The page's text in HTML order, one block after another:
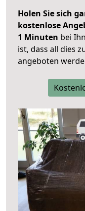
Holen Sie sich
kostenlose
1 Minuten bei
ist, dass all dies
angeboten